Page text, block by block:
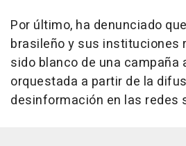
Por último, ha denunciado
brasileño y sus instituciones
sido blanco de una
orquestada a partir de la
desinformación en las redes